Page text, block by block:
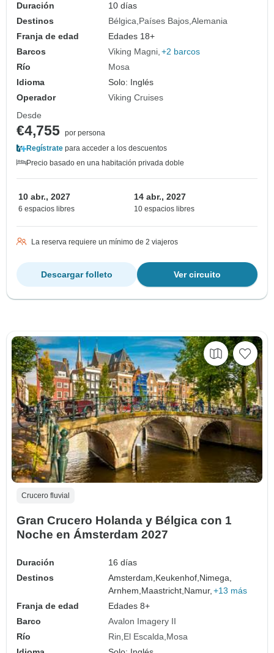
Duración
10 días
Destinos
Bélgica Países Bajos Alemania
Franja de edad
Edades 18+
Barcos
Viking Magni +2 barcos
Río
Mosa
Idioma
Solo: Inglés
Operador
Viking Cruises
Desde
€4,755 por persona
Regístrate para acceder a los descuentos
Precio basado en una habitación privada doble
10 abr., 2027
6 espacios libres
14 abr., 2027
10 espacios libres
La reserva requiere un mínimo de 2 viajeros
Ver circuito
Descargar folleto
Crucero fluvial
Gran Crucero Holanda y Bélgica con 1
Noche en Ámsterdam 2027
Duración
16 días
Destinos
Amsterdam, Keukenhof, Nimega,
Arnhem, Maastricht, Namur, +13 más
Franja de edad
Edades 8+
Barco
Avalon Imagery II
Río
Rin El Escalda Mosa